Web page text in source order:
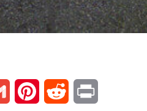
Gmail Pinterest Reddit